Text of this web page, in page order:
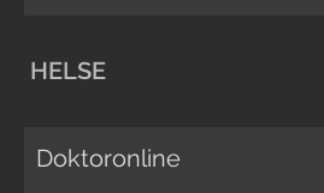
HELSE
Doktoronline